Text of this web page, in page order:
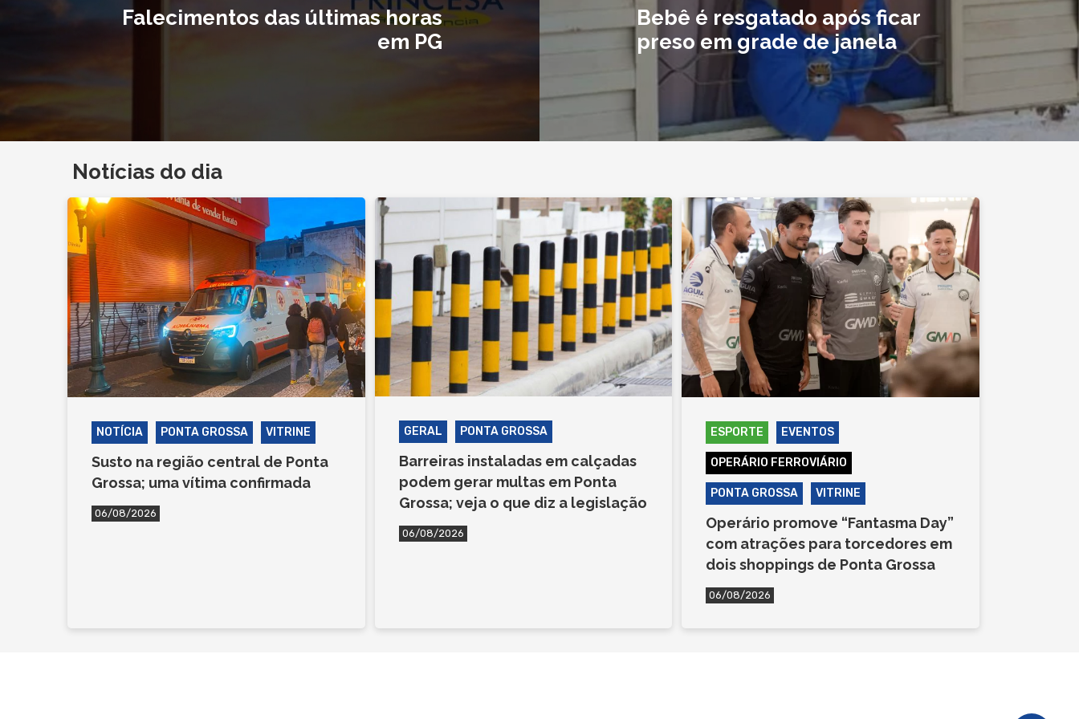
Falecimentos das últimas horas
em PG
Bebê é resgatado após ficar
preso em grade de janela
Notícias do dia
NOTÍCIA PONTA GROSSA VITRINE
Susto na região central de Ponta
Grossa; uma vítima confirmada
06/08/2026
GERAL PONTA GROSSA
Barreiras instaladas em calçadas
podem gerar multas em Ponta
Grossa; veja o que diz a legislação
06/08/2026
ESPORTE EVENTOS
OPERÁRIO FERROVIÁRIO
PONTA GROSSA VITRINE
Operário promove “Fantasma Day”
com atrações para torcedores em
dois shoppings de Ponta Grossa
06/08/2026